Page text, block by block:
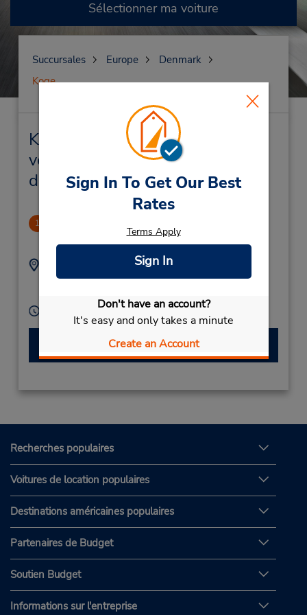
Sign In To Get Our Best
Rates
Terms Apply
Sign In
Don't have an account?
It's easy and only takes a minute
Create an Account
Sélectionner ma voiture
Succursales Europe
Denmark
Koge
Koge Succursales près de chez
vous et succursales de location
de véhicule
1
Adresse :
Tangmosevej 111,
33286460
Heures d'exploitation :
Faire une réservation
Recherches populaires
Voitures de location populaires
Destinations américaines populaires
Partenaires de Budget
Soutien Budget
Informations sur l'entreprise